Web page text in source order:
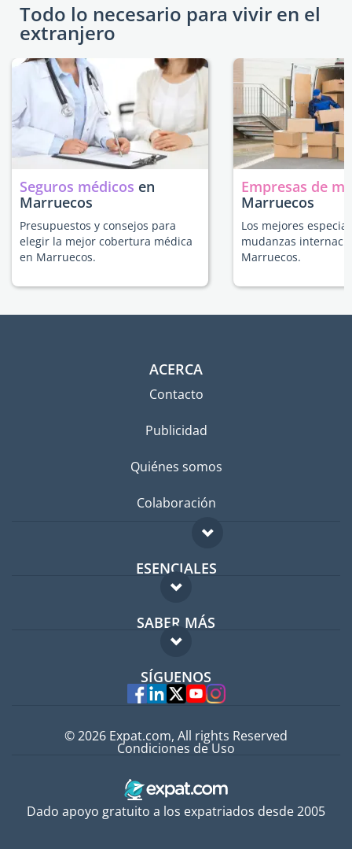
Todo lo necesario para vivir en el
extranjero
Seguros médicos en
Marruecos
Presupuestos y consejos para
elegir la mejor cobertura médica
en Marruecos.
Empresas de
Marruecos
Los mejores
mudanzas
Marruecos.
ACERCA
Contacto
Publicidad
Quiénes somos
Colaboración
ESENCIALES
Foro para expatriados
Guía para expatriados
Trabajos en el extranjero
SABER MÁS
FAQ
Expertos
SÍGUENOS
Dado apoyo gratuito a los expatriados desde 2005
© 2026 Expat.com, All rights Reserved
Condiciones de Uso